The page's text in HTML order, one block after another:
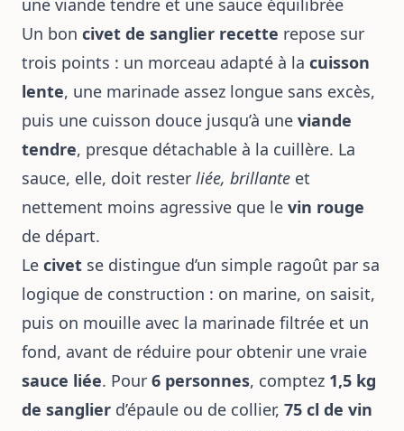
une viande tendre et une sauce équilibrée
Un bon civet de sanglier recette repose sur
trois points : un morceau adapté à la cuisson
lente, une marinade assez longue sans excès,
puis une cuisson douce jusqu’à une viande
tendre, presque détachable à la cuillère. La
sauce, elle, doit rester liée, brillante et
nettement moins agressive que le vin rouge
de départ.
Le civet se distingue d’un simple ragoût par sa
logique de construction : on marine, on saisit,
puis on mouille avec la marinade filtrée et un
fond, avant de réduire pour obtenir une vraie
sauce liée. Pour 6 personnes, comptez 1,5 kg
de sanglier d’épaule ou de collier, 75 cl de vin